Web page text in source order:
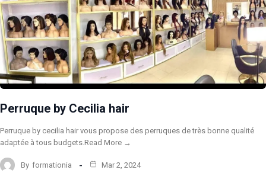
Perruque by Cecilia hair
Perruque by cecilia hair vous propose des perruques de très bonne qualité
adaptée à tous budgets.Read More →
By formationia Mar 2, 2024